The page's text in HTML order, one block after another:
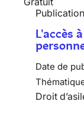
L'accès
Date de
Droit